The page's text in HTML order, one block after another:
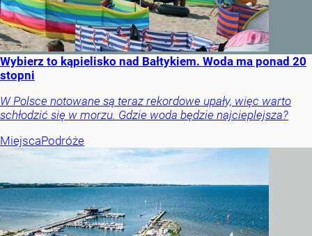
Wybierz to kąpielisko nad Bałtykiem. Woda ma ponad 20
stopni
W Polsce notowane są teraz rekordowe upały, więc warto
schłodzić się w morzu. Gdzie woda będzie najcieplejsza?
MiejscaPodróże